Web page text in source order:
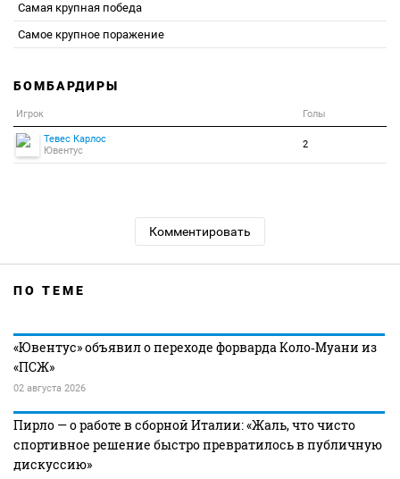
Самая крупная победа
Самое крупное поражение
БОМБАРДИРЫ
Игрок Голы
Тевес Карлос
Ювентус
2
Комментировать
ПО ТЕМЕ
«Ювентус» объявил о переходе форварда Коло‑Муани из
«ПСЖ»
02 августа 2026
Пирло — о работе в сборной Италии: «Жаль, что чисто
спортивное решение быстро превратилось в публичную
дискуссию»